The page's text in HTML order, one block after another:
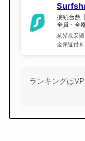
接続台数
全員・全
業界最安
金保証付き
ランキングは